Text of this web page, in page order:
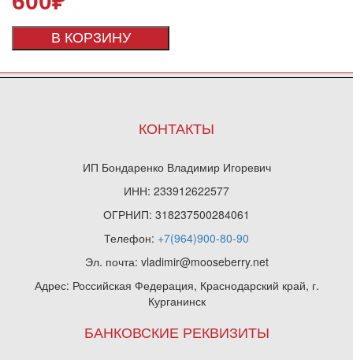
В КОРЗИНУ
КОНТАКТЫ
ИП Бондаренко Владимир Игоревич
ИНН: 233912622577
ОГРНИП: 318237500284061
Телефон: +7(964)900-80-90
Эл. почта: vladimir@mooseberry.net
Адрес: Российская Федерация, Краснодарский край, г.
Курганинск
БАНКОВСКИЕ РЕКВИЗИТЫ